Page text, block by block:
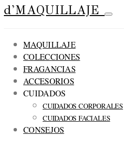
d'MAQUILLAJE
MAQUILLAJE
COLECCIONES
FRAGANCIAS
ACCESORIOS
CUIDADOS
CUIDADOS CORPORALES
CUIDADOS FACIALES
CONSEJOS